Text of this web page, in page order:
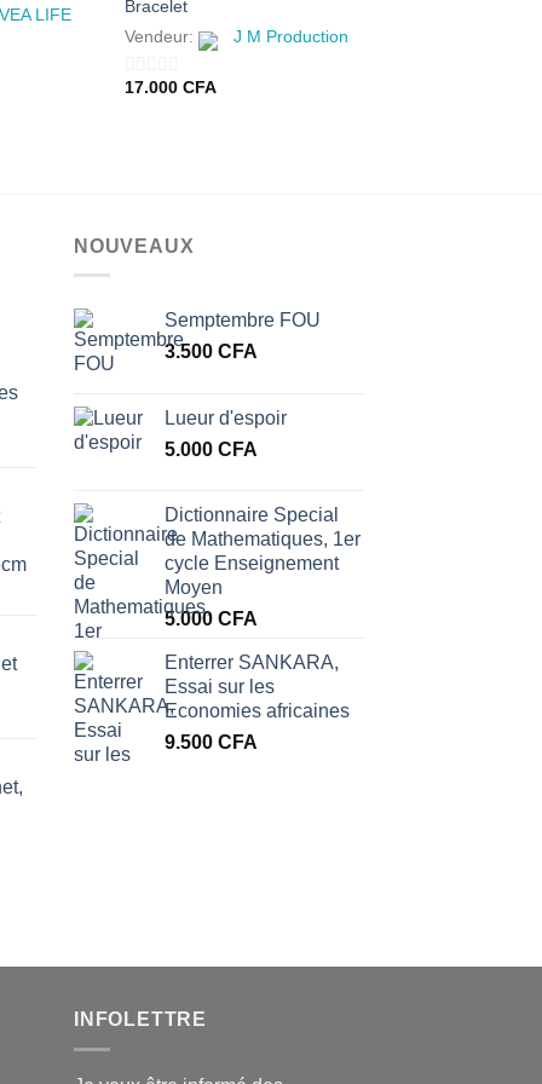
LIFE
Bracelet
Vendeur:
J M Production
0
17.000 CFA
NOUVEAUX
Semptembre FOU
3.500 CFA
Lueur d'espoir
5.000 CFA
Dictionnaire Special
de Mathematiques, 1er
cycle Enseignement
Moyen
5.000 CFA
Enterrer SANKARA,
Essai sur les
Economies africaines
9.500 CFA
INFOLETTRE